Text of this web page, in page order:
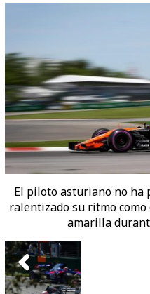
El piloto asturiano no ha
ralentizado su ritmo
amarilla